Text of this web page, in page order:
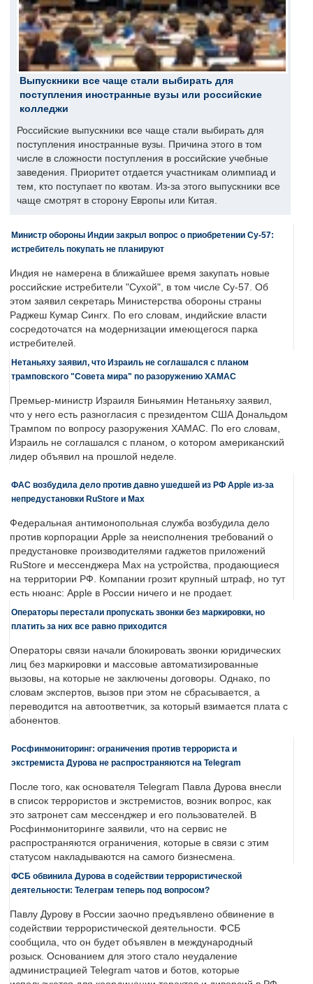
Выпускники все чаще стали выбирать для
поступления иностранные вузы или российские
колледжи
Российские выпускники все чаще стали выбирать для
поступления иностранные вузы. Причина этого в том
числе в сложности поступления в российские учебные
заведения. Приоритет отдается участникам олимпиад и
тем, кто поступает по квотам. Из-за этого выпускники все
чаще смотрят в сторону Европы или Китая.
Министр обороны Индии закрыл вопрос о приобретении Су-57:
истребитель покупать не планируют
Индия не намерена в ближайшее время закупать новые
российские истребители "Сухой", в том числе Су-57. Об
этом заявил секретарь Министерства обороны страны
Раджеш Кумар Сингх. По его словам, индийские власти
сосредоточатся на модернизации имеющегося парка
истребителей.
Нетаньяху заявил, что Израиль не соглашался с планом
трамповского "Совета мира" по разоружению ХАМАС
Премьер-министр Израиля Биньямин Нетаньяху заявил,
что у него есть разногласия с президентом США Дональдом
Трампом по вопросу разоружения ХАМАС. По его словам,
Израиль не соглашался с планом, о котором американский
лидер объявил на прошлой неделе.
ФАС возбудила дело против давно ушедшей из РФ Apple из-за
непредустановки RuStore и Max
Федеральная антимонопольная служба возбудила дело
против корпорации Apple за неисполнения требований о
предустановке производителями гаджетов приложений
RuStore и мессенджера Max на устройства, продающиеся
на территории РФ. Компании грозит крупный штраф, но тут
есть нюанс: Apple в России ничего и не продает.
Операторы перестали пропускать звонки без маркировки, но
платить за них все равно приходится
Операторы связи начали блокировать звонки юридических
лиц без маркировки и массовые автоматизированные
вызовы, на которые не заключены договоры. Однако, по
словам экспертов, вызов при этом не сбрасывается, а
переводится на автоответчик, за который взимается плата с
абонентов.
Росфинмониторинг: ограничения против террориста и
экстремиста Дурова не распространяются на Telegram
После того, как основателя Telegram Павла Дурова внесли
в список террористов и экстремистов, возник вопрос, как
это затронет сам мессенджер и его пользователей. В
Росфинмониторинге заявили, что на сервис не
распространяются ограничения, которые в связи с этим
статусом накладываются на самого бизнесмена.
ФСБ обвинила Дурова в содействии террористической
деятельности: Телеграм теперь под вопросом?
Павлу Дурову в России заочно предъявлено обвинение в
содействии террористической деятельности. ФСБ
сообщила, что он будет объявлен в международный
розыск. Основанием для этого стало неудаление
администрацией Telegram чатов и ботов, которые